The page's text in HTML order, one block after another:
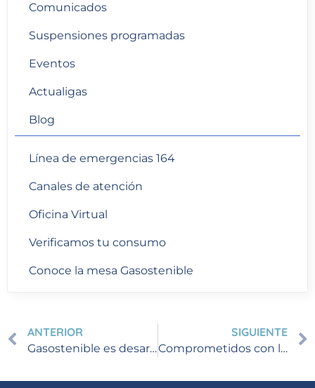
Comunicados
Suspensiones programadas
Eventos
Actualigas
Blog
Línea de emergencias 164
Canales de atención
Oficina Virtual
Verificamos tu consumo
Conoce la mesa Gasostenible
ANTERIOR
Gasostenible es desarrollo e innovación.
SIGUIENTE
Comprometidos con la excelencia en el servicio